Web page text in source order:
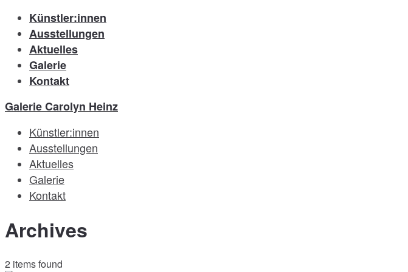
Künstler:innen
Ausstellungen
Aktuelles
Galerie
Kontakt
Galerie Carolyn Heinz
Künstler:innen
Ausstellungen
Aktuelles
Galerie
Kontakt
Archives
2 items found